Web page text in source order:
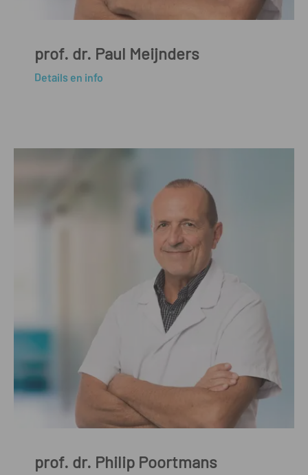
prof. dr. Paul Meijnders
Details en info
prof. dr. Philip Poortmans